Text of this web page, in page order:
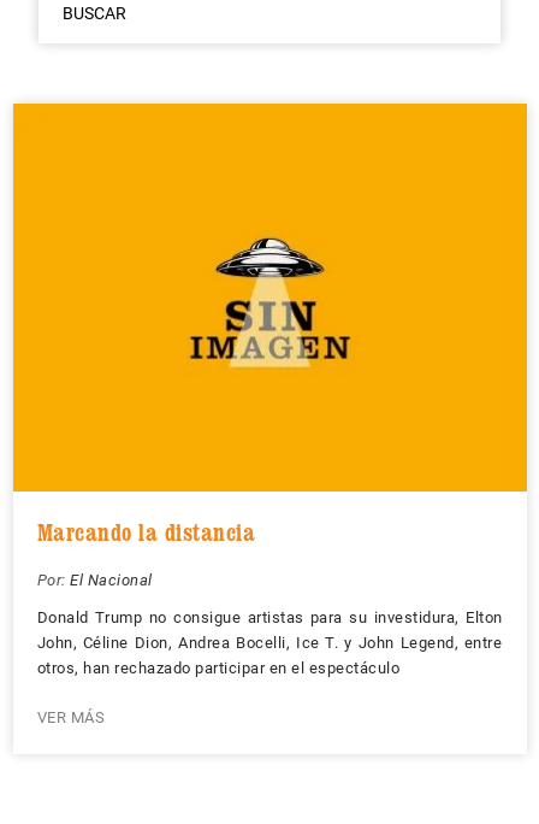
BUSCAR
Marcando la distancia
Por: El Nacional
Donald Trump no consigue artistas para su investidura, Elton
John, Céline Dion, Andrea Bocelli, Ice T. y John Legend, entre
otros, han rechazado participar en el espectáculo
VER MÁS